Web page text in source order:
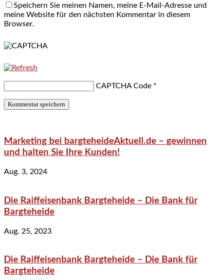
Speichern Sie meinen Namen, meine E-Mail-Adresse und
meine Website für den nächsten Kommentar in diesem
Browser.
CAPTCHA Code *
Marketing bei bargteheideAktuell.de – gewinnen
und halten Sie Ihre Kunden!
Aug. 3, 2024
Die Raiffeisenbank Bargteheide – Die Bank für
Bargteheide
Aug. 25, 2023
Die Raiffeisenbank Bargteheide – Die Bank für
Bargteheide